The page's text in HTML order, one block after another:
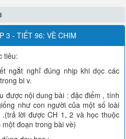
3 - TIẾT 96: VÈ CHIM
tiêu:
ngắt nghỉ đúng nhịp khi dọc các
bi v.
được nội dung bài : đặc điểm , tính
như con người của một số loài
.(trả lời được CH 1, 2 và học thuộc
một đoạn trong bài vè)